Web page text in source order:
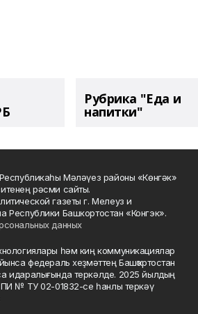
Рубрика "Еда и
напитки"
Мәләүез районы «Көнгәк»
рәсми сайты.
газеты г. Мелеуз и
Республики Башкортостан «Конгэк».
данных
һәм киң коммуникациялар
федераль хеҙмәттең Башҡортостан
идаралығында теркәлде. 2025 йылдың
№ ТУ 02-01832-се һанлы теркәү